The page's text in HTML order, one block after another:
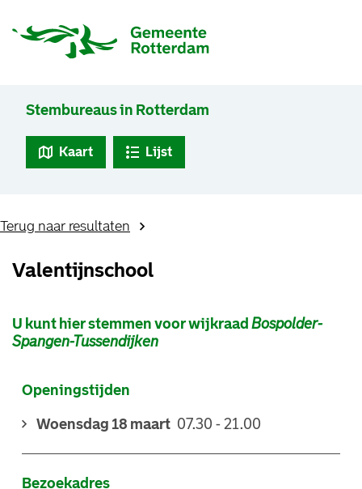
Stembureaus in Rotterdam
Kaart Lijst
Terug naar resultaten
Valentijnschool
U kunt hier stemmen voor wijkraad Bospolder-
Spangen-Tussendijken
Openingstijden
Woensdag 18 maart 07.30 - 21.00
Bezoekadres